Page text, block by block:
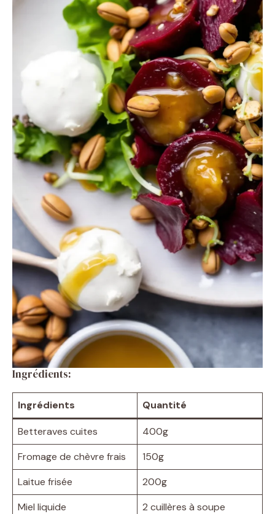
Ingrédients:
Ingrédients Quantité
Betteraves cuites
400g
Fromage de chèvre frais
150g
Laitue frisée
200g
Miel liquide
2 cuillères à soupe